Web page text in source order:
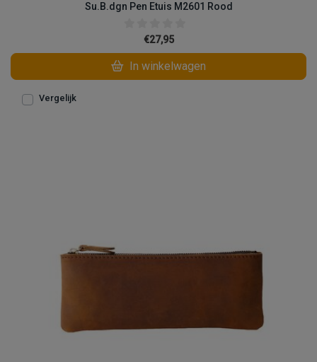
Su.B.dgn Pen Etuis M2601 Rood
€27,95
In winkelwagen
Vergelijk